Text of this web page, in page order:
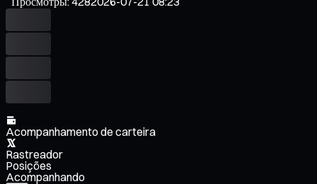
Acompanhamento de carteira
Rastreador
Posições
Acompanhando